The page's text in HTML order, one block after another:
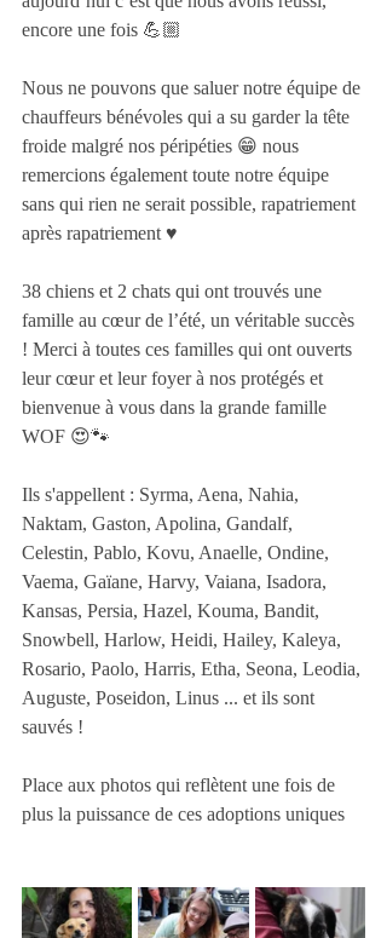
encore une fois 💪🏼
Nous ne pouvons que saluer notre équipe de
chauffeurs bénévoles qui a su garder la tête
froide malgré nos péripéties 😁 nous
remercions également toute notre équipe
sans qui rien ne serait possible, rapatriement
après rapatriement ♥️
38 chiens et 2 chats qui ont trouvés une
famille au cœur de l’été, un véritable succès
! Merci à toutes ces familles qui ont ouverts
leur cœur et leur foyer à nos protégés et
bienvenue à vous dans la grande famille
WOF 😍🐾
Ils s'appellent : Syrma, Aena, Nahia,
Naktam, Gaston, Apolina, Gandalf,
Celestin, Pablo, Kovu, Anaelle, Ondine,
Vaema, Gaïane, Harvy, Vaiana, Isadora,
Kansas, Persia, Hazel, Kouma, Bandit,
Snowbell, Harlow, Heidi, Hailey, Kaleya,
Rosario, Paolo, Harris, Etha, Seona, Leodia,
Auguste, Poseidon, Linus ... et ils sont
sauvés !
Place aux photos qui reflètent une fois de
plus la puissance de ces adoptions uniques